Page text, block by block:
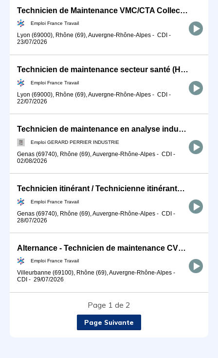
Technicien de Maintenance VMC/CTA Collective (H/F)
Emploi France Travail
Lyon (69000), Rhône (69), Auvergne-Rhône-Alpes - CDI -
23/07/2026
Technicien de maintenance secteur santé (H/F)
Emploi France Travail
Lyon (69000), Rhône (69), Auvergne-Rhône-Alpes - CDI -
22/07/2026
Technicien de maintenance en analyse industrielle (F/H)
Emploi GERARD PERRIER INDUSTRIE
Genas (69740), Rhône (69), Auvergne-Rhône-Alpes - CDI -
02/08/2026
Technicien itinérant / Technicienne itinérante de maintenance ind (H/F)
Emploi France Travail
Genas (69740), Rhône (69), Auvergne-Rhône-Alpes - CDI -
28/07/2026
Alternance - Technicien de maintenance CVC - TSE (H/F)
Emploi France Travail
Villeurbanne (69100), Rhône (69), Auvergne-Rhône-Alpes -
CDI - 29/07/2026
Page 1 de 2
Page Suivante